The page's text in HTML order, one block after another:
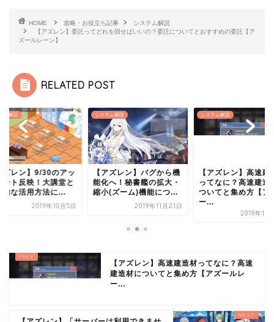
HOME 攻略・お役立ち記事
システム解説
【アズレン】委託ってどれを回せばいいの？委託についてとおすすめの委託【ア
ズールレーン】
RELATED POST
ム解説
ズレン】9/30のアッ
ート反映！大講堂と
的な活用方法に...
2019年10月5日
システム解説
【アズレン】バグから機
能化へ！秘書艦の拡大・
縮小(ズーム)機能につ...
2019年11月21日
システム解説
【アズレン】高速建
ってなに？高速建造
ついてと集め方【ア
ー...
2019年10
【アズレン】高速建造材ってなに？高速
建造材についてと集め方【アズールレ
ー...